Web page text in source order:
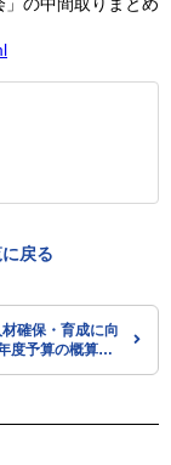
戻る
確保・育成に向
度予算の概算要